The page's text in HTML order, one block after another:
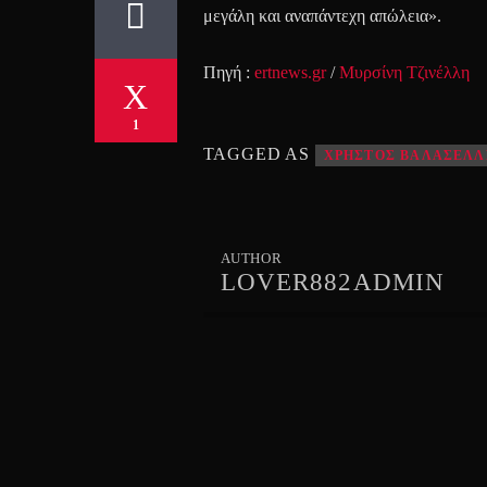
1
μεγάλη και αναπάντεχη απώλεια».
Πηγή : ertnews.gr/Μυρσίνη Τζινέλλη
TAGGED AS ΧΡΗΣΤΟΣ
AUTHOR
LOVER882ADMIN